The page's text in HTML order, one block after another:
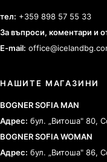
тел: +359 898 57 55 33
За въпроси, коментари и
E-mail:
НАШИТЕ МАГАЗИНИ
BOGNER SOFIA MAN
Адрес: бул. „Витоша" 80,
BOGNER SOFIA WOMAN
Адрес: бул. „Витоша" 86,